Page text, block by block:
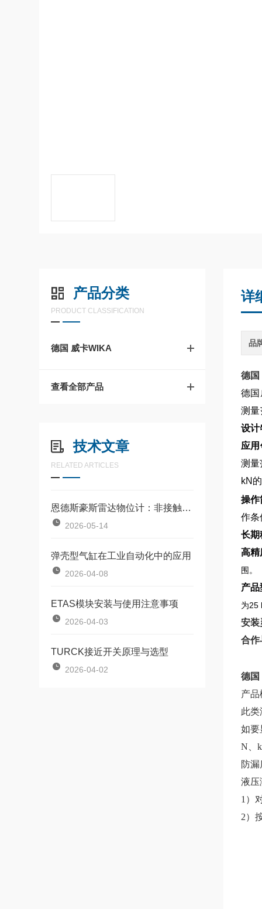
产品分类
PRODUCT CLASSIFICATION
德国 威卡WIKA
查看全部产品
技术文章
RELATED ARTICLES
恩德斯豪斯雷达物位计：非接触式物位测量的核心设备
2026-05-14
弹壳型气缸在工业自动化中的应用
2026-04-08
ETAS模块安装与使用注意事项
2026-04-03
TURCK接近开关原理与选型
2026-04-02
详
品
德国
德
测
设
应
测量
kN
操作
作条
长期
高精
围。
产品
为25
安装
合作
德国
产品
此
如要
N、
防
液压
1）
2）